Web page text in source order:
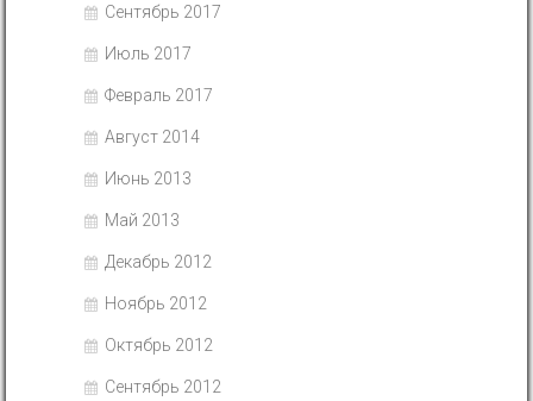
Сентябрь 2017
Июль 2017
Февраль 2017
Август 2014
Июнь 2013
Май 2013
Декабрь 2012
Ноябрь 2012
Октябрь 2012
Сентябрь 2012